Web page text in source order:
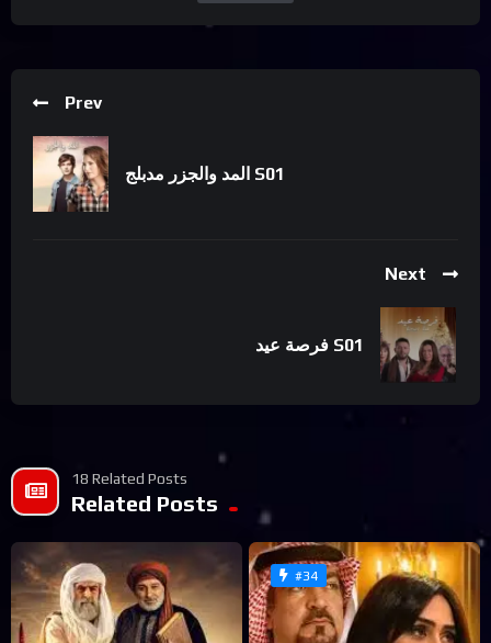
Prev
المد والجزر مدبلج S01
Next
فرصة عيد S01
18 Related Posts
Related Posts
#34